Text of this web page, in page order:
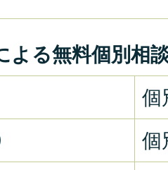
よる無料個別相
個
個